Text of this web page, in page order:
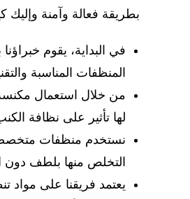
بطريقة فعالة وآمنة وإليك
في البداية، يقوم
المنظفات المناسبة
من خلال استعمال مكنسة
لها تأثير على نظافة
نستخدم منظفات متخصصة
التخلص منها بلطف دون
يعتمد فريقنا على مواد